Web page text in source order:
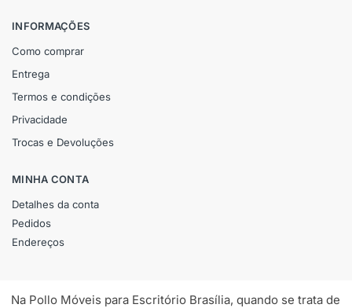
INFORMAÇÕES
Como comprar
Entrega
Termos e condições
Privacidade
Trocas e Devoluções
MINHA CONTA
Detalhes da conta
Pedidos
Endereços
Na Pollo Móveis para Escritório Brasília, quando se trata de